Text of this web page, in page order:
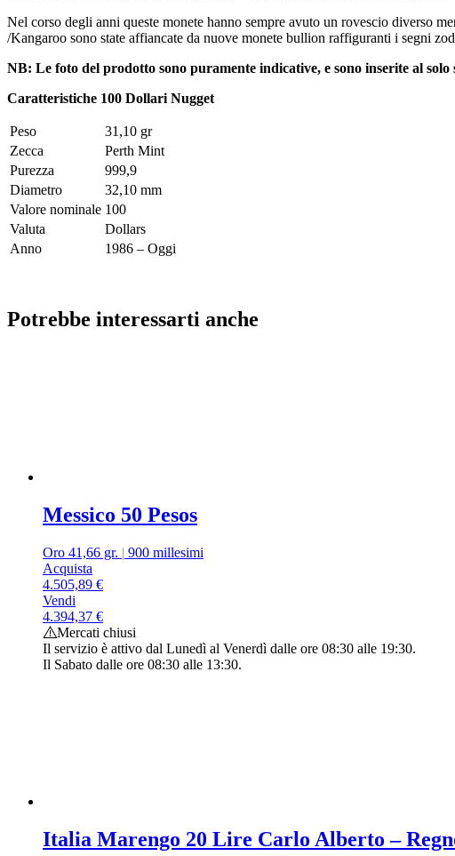
Nel corso degli anni queste monete hanno sempre avuto un rovescio diverso
/Kangaroo sono state affiancate da nuove monete bullion raffiguranti i segni
NB: Le foto del prodotto sono puramente indicative, e sono inserite al
Caratteristiche 100 Dollari Nugget
Peso
31,10 gr
Zecca
Perth Mint
Purezza
999,9
Diametro
32,10 mm
Valore nominale 100
Valuta
Dollars
Anno
1986 – Oggi
Potrebbe interessarti anche
Messico 50 Pesos
Oro 41,66 gr. | 900 millesimi
Acquista
4.505,89 €
Vendi
4.394,37 €
Mercati chiusi
Il servizio è attivo dal Lunedì al Venerdì dalle ore 08:30 alle 19:30.
Il Sabato dalle ore 08:30 alle 13:30.
Italia Marengo 20 Lire Carlo Alberto –